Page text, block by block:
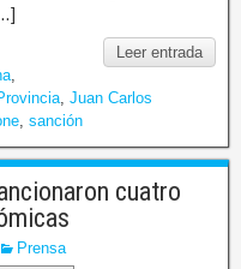
Leer entrada
Juan Carlos
sanción
cuatro
Prensa